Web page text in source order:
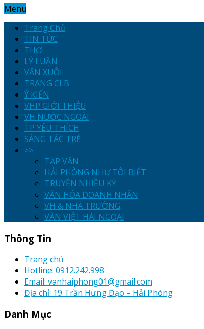
Menu
Trang Chủ
TIN TỨC
THƠ
LÝ LUẬN
VĂN XUÔI
TRANG CLB
Ý KIẾN
VHP GIỚI THIỆU
VH NƯỚC NGOÀI
TP YÊU THÍCH
SÁNG TÁC TRẺ
>>
TẠP VĂN
HẢI PHÒNG NHƯ TÔI BIẾT
TRUYỆN NHIỀU KỲ
VĂN HÓA DOANH NHÂN
VH & NHÀ TRƯỜNG
VĂN VIỆT HẢI NGOẠI
Thông Tin
Trang chủ
Hotline: 0912.242.998
Email: vanhaiphong01@gmail.com
Địa chỉ: 19 Trần Hưng Đạo – Hải Phòng
Danh Mục